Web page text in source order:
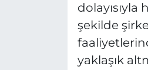
dolayısıyla
şekilde
yaklaşık